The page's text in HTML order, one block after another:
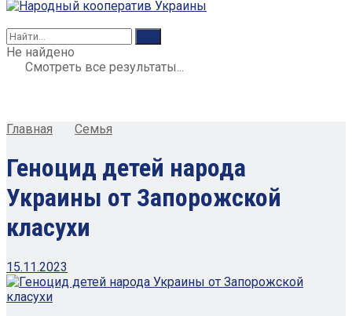
Не найдено
Смотреть все результаты...
Главная Семья
Геноцид детей народа
Украины от Запорожской
класухи
15.11.2023